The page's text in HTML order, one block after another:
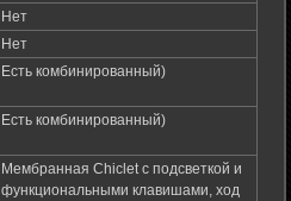
Нет
Нет
Есть комбинированный)
Есть комбинированный)
Мембранная Chiclet с подсветкой и
функциональными клавишами, ход